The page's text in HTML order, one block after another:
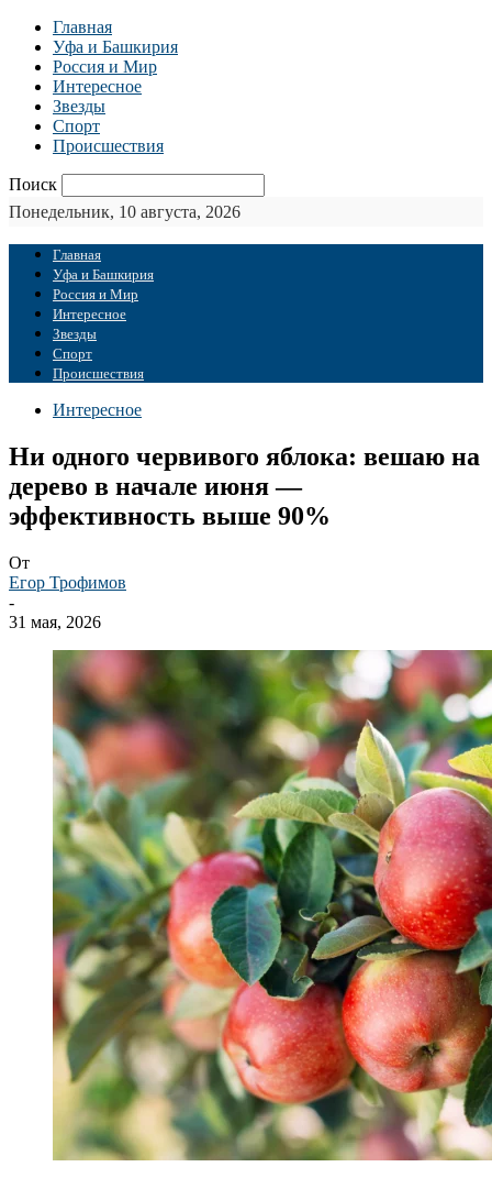
Главная
Уфа и Башкирия
Россия и Мир
Интересное
Звезды
Спорт
Происшествия
Поиск
Понедельник, 10 августа, 2026
Главная
Уфа и Башкирия
Россия и Мир
Интересное
Звезды
Спорт
Происшествия
Интересное
Ни одного червивого яблока: вешаю на
дерево в начале июня —
эффективность выше 90%
От
Егор Трофимов
-
31 мая, 2026